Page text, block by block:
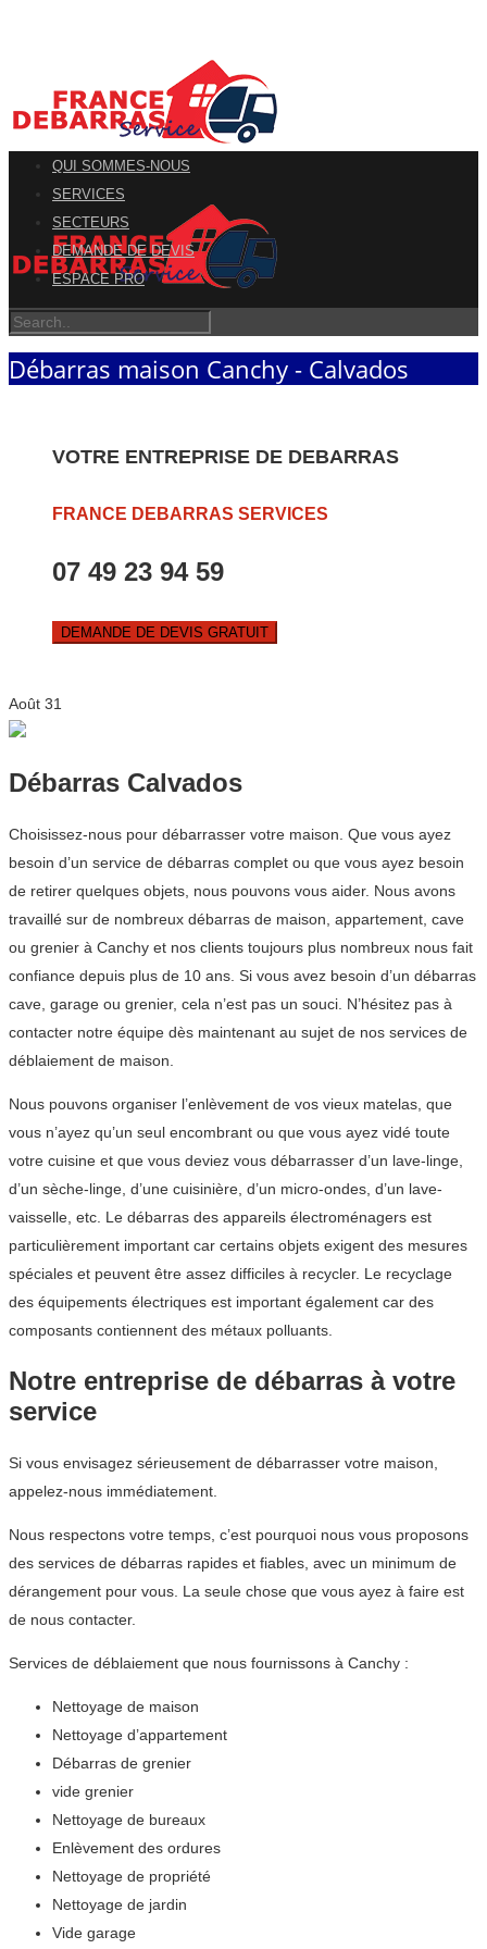
QUI SOMMES-NOUS
SERVICES
SECTEURS
DEMANDE DE DEVIS
ESPACE PRO
Débarras maison Canchy - Calvados
VOTRE ENTREPRISE DE DEBARRAS
FRANCE DEBARRAS SERVICES
07 49 23 94 59
DEMANDE DE DEVIS GRATUIT
Août 31
Débarras Calvados
Choisissez-nous pour débarrasser votre maison. Que vous ayez
besoin d’un service de débarras complet ou que vous ayez besoin
de retirer quelques objets, nous pouvons vous aider. Nous avons
travaillé sur de nombreux débarras de maison, appartement, cave
ou grenier à Canchy et nos clients toujours plus nombreux nous fait
confiance depuis plus de 10 ans. Si vous avez besoin d’un débarras
cave, garage ou grenier, cela n’est pas un souci. N’hésitez pas à
contacter notre équipe dès maintenant au sujet de nos services de
déblaiement de maison.
Nous pouvons organiser l’enlèvement de vos vieux matelas, que
vous n’ayez qu’un seul encombrant ou que vous ayez vidé toute
votre cuisine et que vous deviez vous débarrasser d’un lave-linge,
d’un sèche-linge, d’une cuisinière, d’un micro-ondes, d’un lave-
vaisselle, etc. Le débarras des appareils électroménagers est
particulièrement important car certains objets exigent des mesures
spéciales et peuvent être assez difficiles à recycler. Le recyclage
des équipements électriques est important également car des
composants contiennent des métaux polluants.
Notre entreprise de débarras à votre
service
Si vous envisagez sérieusement de débarrasser votre maison,
appelez-nous immédiatement.
Nous respectons votre temps, c’est pourquoi nous vous proposons
des services de débarras rapides et fiables, avec un minimum de
dérangement pour vous. La seule chose que vous ayez à faire est
de nous contacter.
Services de déblaiement que nous fournissons à Canchy :
Nettoyage de maison
Nettoyage d’appartement
Débarras de grenier
vide grenier
Nettoyage de bureaux
Enlèvement des ordures
Nettoyage de propriété
Nettoyage de jardin
Vide garage